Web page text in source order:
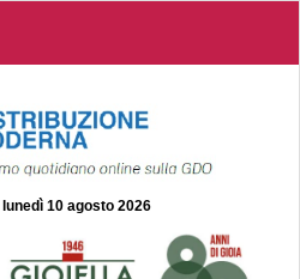
lunedì 10 agosto 2026